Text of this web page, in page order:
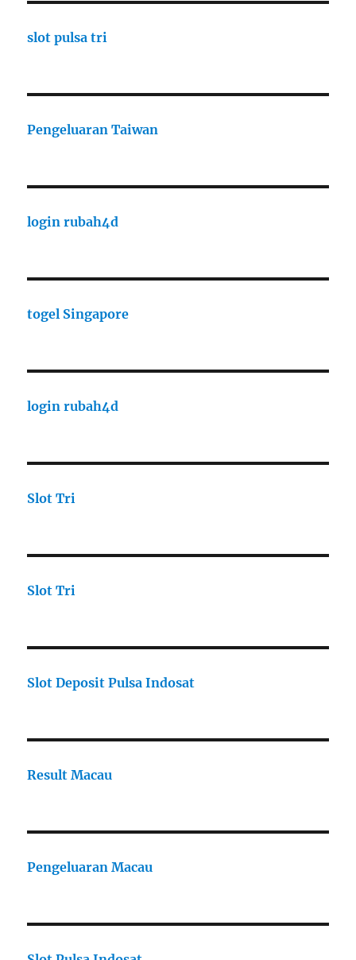
slot pulsa tri
Pengeluaran Taiwan
login rubah4d
togel Singapore
login rubah4d
Slot Tri
Slot Tri
Slot Deposit Pulsa Indosat
Result Macau
Pengeluaran Macau